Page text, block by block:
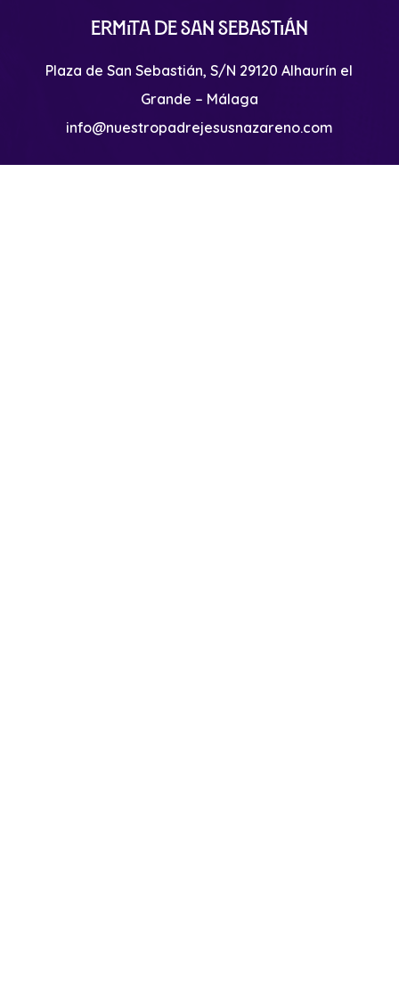
Ermita de San Sebastián
Plaza de San Sebastián, S/N 29120 Alhaurín el
Grande – Málaga
info@nuestropadrejesusnazareno.com